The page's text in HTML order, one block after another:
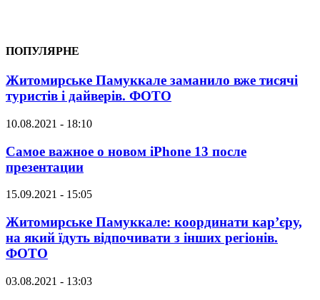
ПОПУЛЯРНЕ
Житомирське Памуккале заманило вже тисячі
туристів і дайверів. ФОТО
10.08.2021 - 18:10
Самое важное о новом iPhone 13 после
презентации
15.09.2021 - 15:05
Житомирське Памуккале: координати кар’єру,
на який їдуть відпочивати з інших регіонів.
ФОТО
03.08.2021 - 13:03